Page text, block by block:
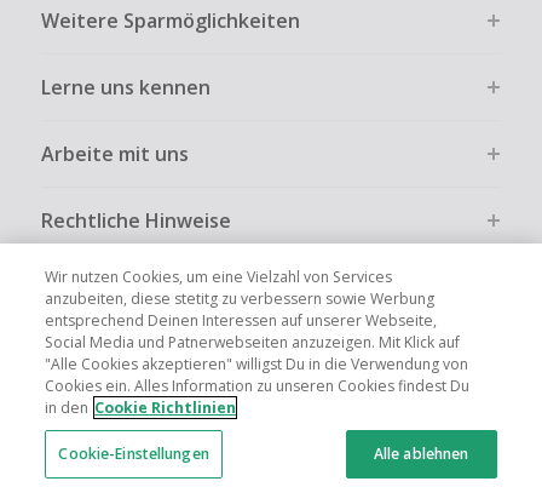
Weitere Sparmöglichkeiten
Lerne uns kennen
Arbeite mit uns
Rechtliche Hinweise
Globale Websites UK US CN JP FR AU IT
Wir nutzen Cookies, um eine Vielzahl von Services
anzubeiten, diese stetitg zu verbessern sowie Werbung
entsprechend Deinen Interessen auf unserer Webseite,
Social Media und Patnerwebseiten anzuzeigen. Mit Klick auf
"Alle Cookies akzeptieren" willigst Du in die Verwendung von
Cookies ein. Alles Information zu unseren Cookies findest Du
in den Cookie Richtlinien
Cookie-Einstellungen Alle ablehnen